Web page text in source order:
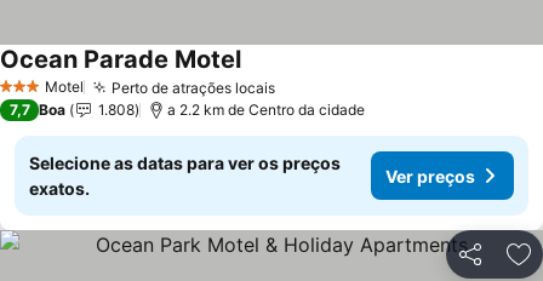
3 EstrelasMotel Perto de atrações locaisVer preços
Ocean Parade MotelVer preços
7,7 Boa 1.808 a 2.2 km de Centro da cidade
Selecione as datas para ver os preços
exatos.
Ver preços
Partilhar